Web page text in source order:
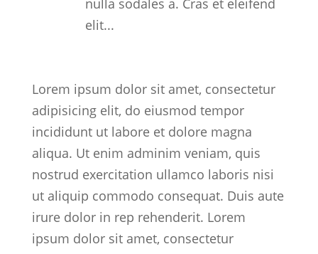
nulla sodales a. Cras et eleifend
elit...
Lorem ipsum dolor sit amet, consectetur
adipisicing elit, do eiusmod tempor
incididunt ut labore et dolore magna
aliqua. Ut enim adminim veniam, quis
nostrud exercitation ullamco laboris nisi
ut aliquip commodo consequat. Duis aute
irure dolor in rep rehenderit. Lorem
ipsum dolor sit amet, consectetur